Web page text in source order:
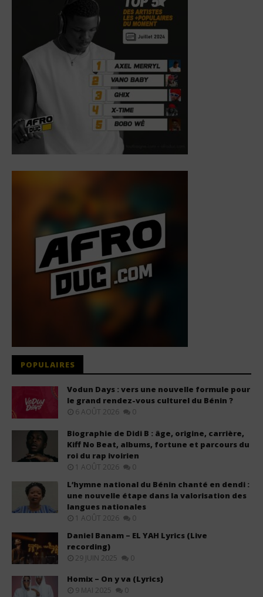
POPULAIRES
Vodun Days : vers une nouvelle formule pour
le grand rendez-vous culturel du Bénin ?
6 AOÛT 2026 0
Biographie de Didi B : âge, origine, carrière,
Kiff No Beat, albums, fortune et parcours du
roi du rap ivoirien
1 AOÛT 2026 0
L’hymne national du Bénin chanté en dendi :
une nouvelle étape dans la valorisation des
langues nationales
1 AOÛT 2026 0
Daniel Banam – EL YAH Lyrics (Live
recording)
29 JUIN 2025 0
Homix – On y va (Lyrics)
9 MAI 2025 0